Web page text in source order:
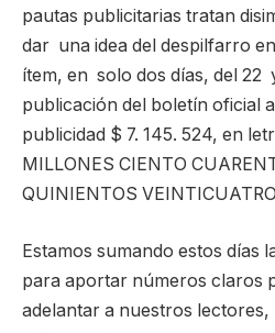
pautas publicitarias tratan
dar una idea del despilfarro
ítem, en solo dos días, del 22
publicación del boletín oficial
publicidad $ 7. 145. 524, en
MILLONES CIENTO
QUINIENTOS
Estamos sumando estos días
para aportar números claros
adelantar a nuestros